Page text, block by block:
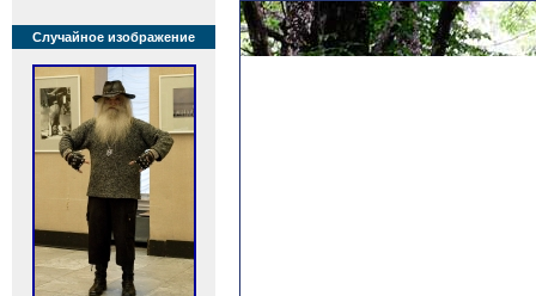
Случайное изображение